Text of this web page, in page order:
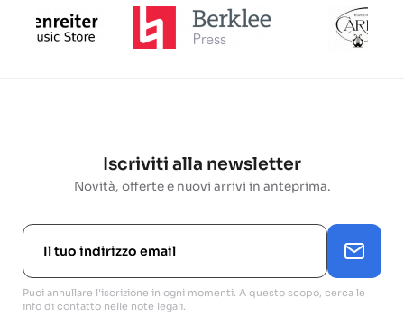
Iscriviti alla newsletter
Novità, offerte e nuovi arrivi in anteprima.
Puoi annullare l'iscrizione in ogni momenti. A questo scopo, cerca le
info di contatto nelle note legali.